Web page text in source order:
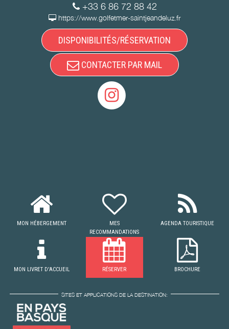
+33 6 86 72 88 42
https://www.golfetmer-saintjeandeluz.fr
DISPONIBILITÉS/RÉSERVATION
CONTACTER PAR MAIL
MON HÉBERGEMENT
MES
RECOMMANDATIONS
AGENDA TOURISTIQUE
MON LIVRET D'ACCUEIL RÉSERVER BROCHURE
SITES ET APPLICATIONS DE LA DESTINATION: